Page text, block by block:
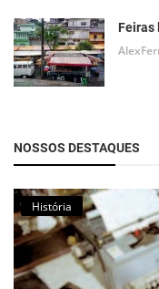
Feiras
NOSSOS DESTAQUES
História